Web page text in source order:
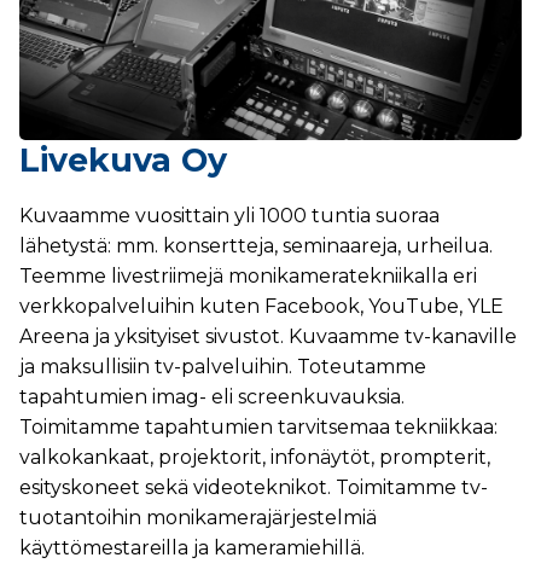
Livekuva Oy
Kuvaamme vuosittain yli 1000 tuntia suoraa
lähetystä: mm. konsertteja, seminaareja, urheilua.
Teemme livestriimejä monikameratekniikalla eri
verkkopalveluihin kuten Facebook, YouTube, YLE
Areena ja yksityiset sivustot. Kuvaamme tv-kanaville
ja maksullisiin tv-palveluihin. Toteutamme
tapahtumien imag- eli screenkuvauksia.
Toimitamme tapahtumien tarvitsemaa tekniikkaa:
valkokankaat, projektorit, infonäytöt, prompterit,
esityskoneet sekä videoteknikot. Toimitamme tv-
tuotantoihin monikamerajärjestelmiä
käyttömestareilla ja kameramiehillä.